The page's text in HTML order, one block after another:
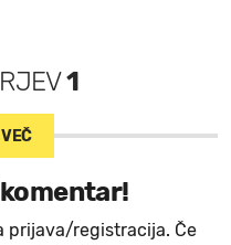
1
prijava/registracija. Če